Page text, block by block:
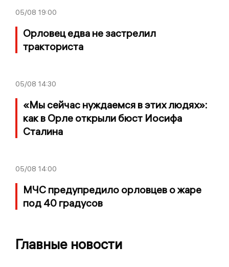
05/08 19:00
Орловец едва не застрелил
тракториста
05/08 14:30
«Мы сейчас нуждаемся в этих людях»:
как в Орле открыли бюст Иосифа
Сталина
05/08 14:00
МЧС предупредило орловцев о жаре
под 40 градусов
Главные новости